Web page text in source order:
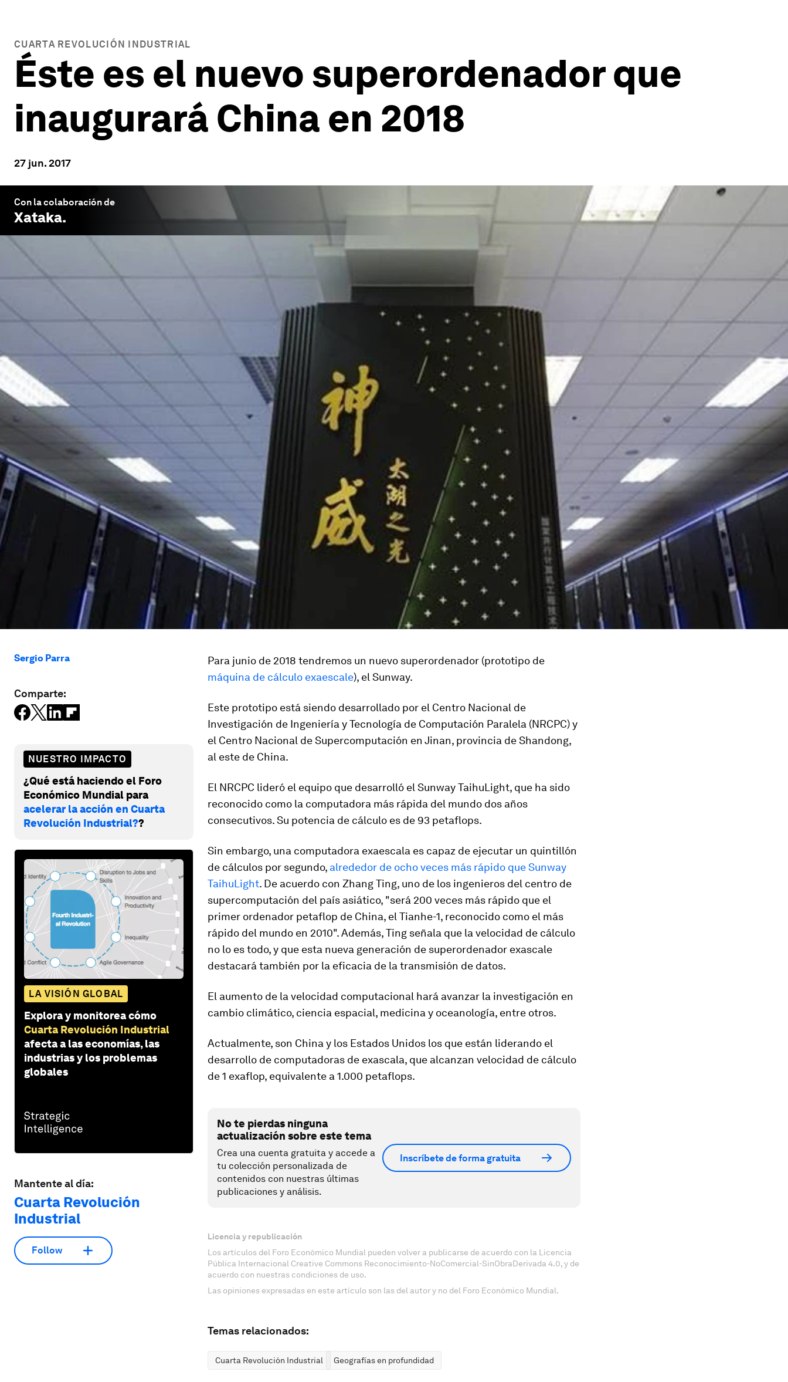
CUARTA REVOLUCIÓN INDUSTRIAL
Éste es el nuevo superordenador que
inaugurará China en 2018
27 jun. 2017
Con la colaboración de
Xataka.
Sergio Parra
Comparte:
NUESTRO IMPACTO
¿Qué está haciendo el Foro
Económico Mundial para
acelerar la acción en Cuarta
Revolución Industrial??
LA VISIÓN GLOBAL
Explora y monitorea cómo
Cuarta Revolución Industrial
afecta a las economías, las
industrias y los problemas
globales
Mantente al día:
Cuarta Revolución
Industrial
Follow
Para junio de 2018 tendremos un nuevo superordenador (prototipo de
máquina de cálculo exaescale), el Sunway.
Este prototipo está siendo desarrollado por el Centro Nacional de
Investigación de Ingeniería y Tecnología de Computación Paralela (NRCPC) y
el Centro Nacional de Supercomputación en Jinan, provincia de Shandong,
al este de China.
El NRCPC lideró el equipo que desarrolló el Sunway TaihuLight, que ha sido
reconocido como la computadora más rápida del mundo dos años
consecutivos. Su potencia de cálculo es de 93 petaflops.
Sin embargo, una computadora exaescala es capaz de ejecutar un quintillón
de cálculos por segundo, alrededor de ocho veces más rápido que Sunway
TaihuLight. De acuerdo con Zhang Ting, uno de los ingenieros del centro de
supercomputación del país asiático, "será 200 veces más rápido que el
primer ordenador petaflop de China, el Tianhe-1, reconocido como el más
rápido del mundo en 2010". Además, Ting señala que la velocidad de cálculo
no lo es todo, y que esta nueva generación de superordenador exascale
destacará también por la eficacia de la transmisión de datos.
El aumento de la velocidad computacional hará avanzar la investigación en
cambio climático, ciencia espacial, medicina y oceanología, entre otros.
Actualmente, son China y los Estados Unidos los que están liderando el
desarrollo de computadoras de exascala, que alcanzan velocidad de cálculo
de 1 exaflop, equivalente a 1.000 petaflops.
No te pierdas ninguna
actualización sobre este tema
Crea una cuenta gratuita y accede a
tu colección personalizada de
contenidos con nuestras últimas
publicaciones y análisis.
Inscríbete de forma gratuita
Licencia y republicación
Los artículos del Foro Económico Mundial pueden volver a publicarse de acuerdo con la Licencia
Pública Internacional Creative Commons Reconocimiento-NoComercial-SinObraDerivada 4.0, y de
acuerdo con nuestras condiciones de uso.
Las opiniones expresadas en este artículo son las del autor y no del Foro Económico Mundial.
Temas relacionados:
Cuarta Revolución Industrial Geografías en profundidad